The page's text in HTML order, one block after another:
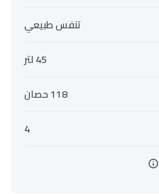
تنفس طبيعي
45 لتر
118 حصان
4